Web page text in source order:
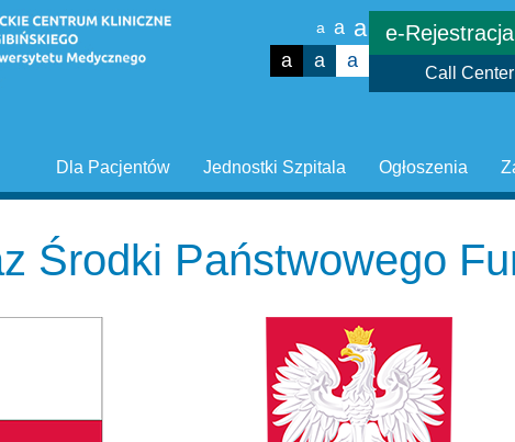
a a a
a a a
e-Rejestracja
Call Center
Ogłoszenia
Jednostki Szpitala
Dla Pacjentów
Środki Państwowego